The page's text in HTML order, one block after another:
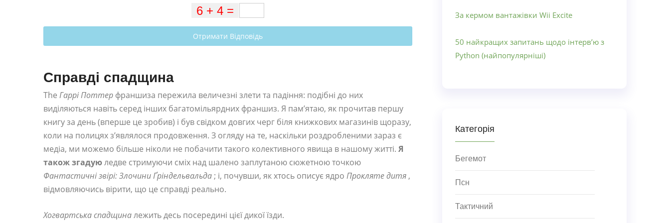
Отримати Відповідь
Справді спадщина
The Гаррі Поттер франшиза пережила величезні злети та падіння: подібні до них
виділяються навіть серед інших багатомільярдних франшиз. Я пам’ятаю, як прочитав першу
книгу за день (вперше це зробив) і був свідком довгих черг біля книжкових магазинів щоразу,
коли на полицях з’являлося продовження. З огляду на те, наскільки роздробленими зараз є
медіа, ми можемо більше ніколи не побачити такого колективного явища в нашому житті. Я
також згадуюледве стримуючи сміх над шалено заплутаною сюжетною точкою
Фантастичні звірі: Злочини Ґріндельвальда ; і, почувши, як хтось описує ядро Прокляте дитя ,
відмовляючись вірити, що це справді реально.
Хогвартська спадщиналежить десь посередині цієї дикої їзди.
За кермом вантажівки Wii Excite
50 найкращих запитань щодо інтерв’ю з
Python (найпопулярніші)
Категорія
Бегемот
Псн
Тактичний